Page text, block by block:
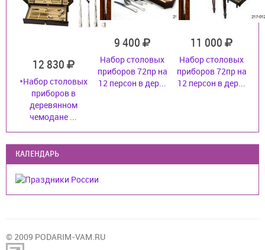
12 830
*Набор столовых
приборов в
деревянном
чемодане ...
9 400
Набор столовых
приборов 72пр на
12 персон в дер...
11 000
Набор столовых
приборов 72пр на
12 персон в дер...
КАЛЕНДАРЬ
© 2009 PODARIM-VAM.RU